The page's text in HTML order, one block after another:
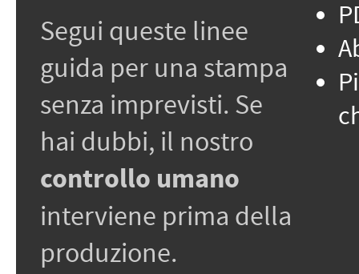
Segui queste linee
guida per una stampa
senza imprevisti. Se
hai dubbi, il nostro
controllo umano
interviene prima della
produzione.